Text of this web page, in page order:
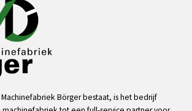
Börger bestaat, is het bedrijf